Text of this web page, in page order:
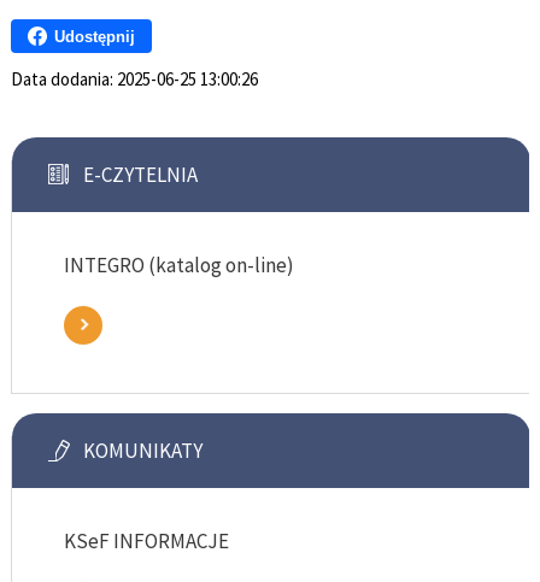
Udostępnij
Data dodania: 2025-06-25 13:00:26
E-CZYTELNIA
INTEGRO (katalog on-line)
KOMUNIKATY
KSeF INFORMACJE